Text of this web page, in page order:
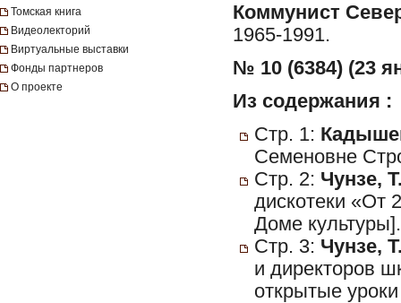
Томская книга
Видеолекторий
Виртуальные выставки
Фонды партнеров
О проекте
Коммунист
1965-1991.
№ 10 (6384) (23
Из содержания :
Стр. 1:
Семеновне
Стр. 2: Чунзе,
дискотеки «От
Доме культуры].
Стр. 3: Чунзе,
и директоров
открытые